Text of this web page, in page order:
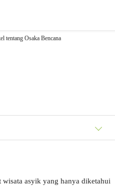
tentang Osaka Bencana
asyik yang hanya diketahui